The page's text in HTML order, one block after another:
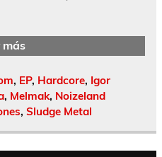
más
, EP, Hardcore, Igor
, Melmak, Noizeland
, Sludge Metal